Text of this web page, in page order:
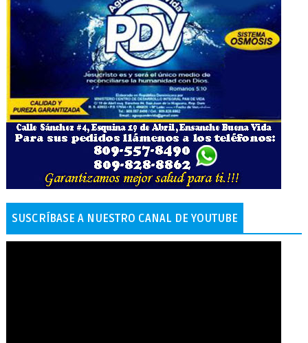
SUSCRÍBASE A NUESTRO CANAL DE YOUTUBE